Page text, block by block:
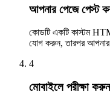
আপনার পেজে পেস্ট
কোডটি একটি কাস্টম
যোগ করুন, তারপর
4
মোবাইলে পরীক্ষা করুন